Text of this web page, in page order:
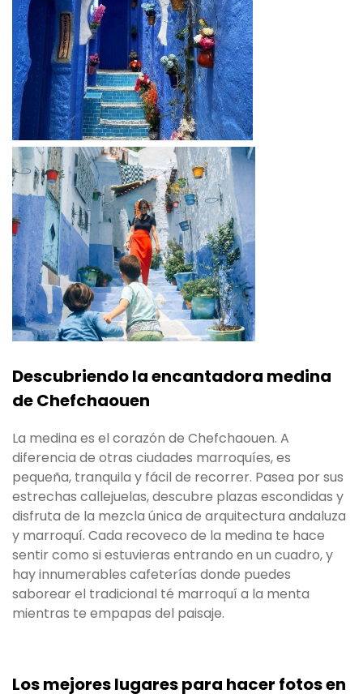
Descubriendo la encantadora medina
de Chefchaouen
La medina es el corazón de Chefchaouen. A
diferencia de otras ciudades marroquíes, es
pequeña, tranquila y fácil de recorrer. Pasea por sus
estrechas callejuelas, descubre plazas escondidas y
disfruta de la mezcla única de arquitectura andaluza
y marroquí. Cada recoveco de la medina te hace
sentir como si estuvieras entrando en un cuadro, y
hay innumerables cafeterías donde puedes
saborear el tradicional té marroquí a la menta
mientras te empapas del paisaje.
Los mejores lugares para hacer fotos en